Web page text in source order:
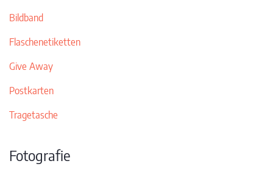
Bildband
Flaschenetiketten
Give Away
Postkarten
Tragetasche
Fotografie